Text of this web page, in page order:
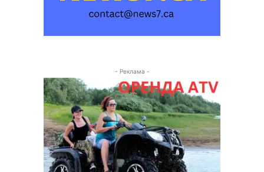
- Реклама -